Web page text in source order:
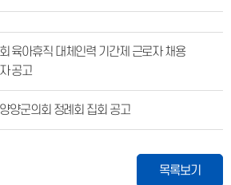
육아휴직 대체인력 기간제 근로자 채용
공고
양군의회 정례회 집회 공고
목록보기